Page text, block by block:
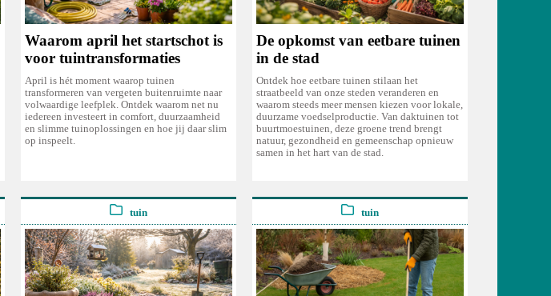
Waarom april het startschot is
voor tuintransformaties
April is hét moment waarop tuinen
transformeren van vergeten buitenruimte naar
volwaardige leefplek. Ontdek waarom net nu
iedereen investeert in comfort, duurzaamheid
en slimme tuinoplossingen en hoe jij daar slim
op inspeelt.
De opkomst van eetbare tuinen
in de stad
Ontdek hoe eetbare tuinen stilaan het
straatbeeld van onze steden veranderen en
waarom steeds meer mensen kiezen voor lokale,
duurzame voedselproductie. Van daktuinen tot
buurtmoestuinen, deze groene trend brengt
natuur, gezondheid en gemeenschap opnieuw
samen in het hart van de stad.
tuin tuin